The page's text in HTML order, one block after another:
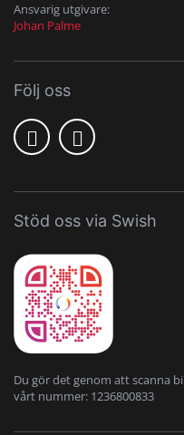
Ansvarig utgivare:
Johan Palme
Följ oss
Stöd oss via Swish
Du gör det genom att scanna
vårt nummer: 1236800833